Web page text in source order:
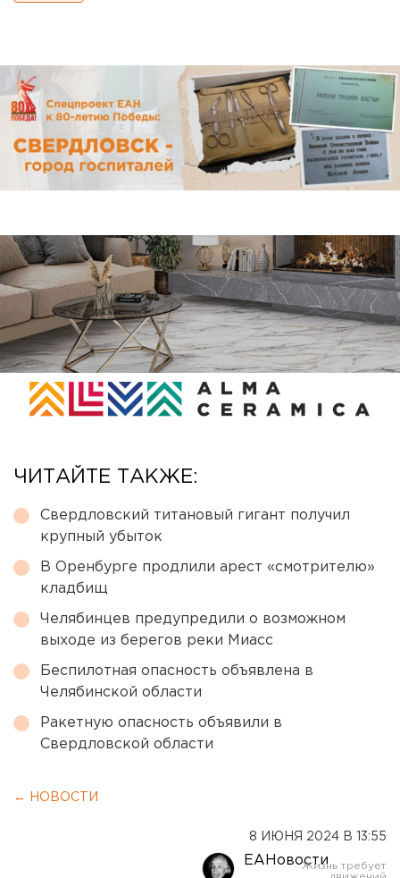
ЧИТАЙТЕ ТАКЖЕ:
Свердловский титановый гигант получил
крупный убыток
В Оренбурге продлили арест «смотрителю»
кладбищ
Челябинцев предупредили о возможном
выходе из берегов реки Миасс
Беспилотная опасность объявлена в
Челябинской области
Ракетную опасность объявили в
Свердловской области
← НОВОСТИ
8 ИЮНЯ 2024 В 13:55
ЕАНовости